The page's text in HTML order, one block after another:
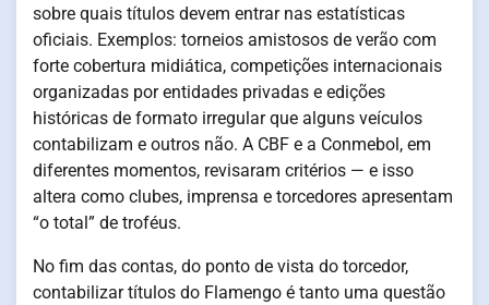
sobre quais títulos devem entrar nas estatísticas
oficiais. Exemplos: torneios amistosos de verão com
forte cobertura midiática, competições internacionais
organizadas por entidades privadas e edições
históricas de formato irregular que alguns veículos
contabilizam e outros não. A CBF e a Conmebol, em
diferentes momentos, revisaram critérios — e isso
altera como clubes, imprensa e torcedores apresentam
“o total” de troféus.
No fim das contas, do ponto de vista do torcedor,
contabilizar títulos do Flamengo é tanto uma questão